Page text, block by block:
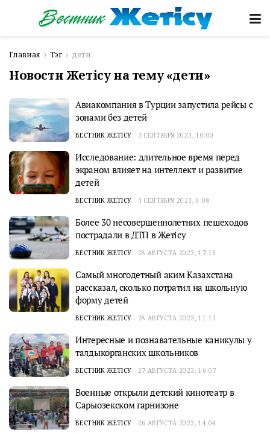
Главная Тэг дети
Новости Жетісу на тему «дети»
Авиакомпания в Турции запустила рейсы с
зонами без детей
ВЕСТНИК ЖЕТІСУ 3 СЕНТЯБРЯ 2023, 10:00
Исследование: длительное время перед
экраном влияет на интеллект и развитие
детей
ВЕСТНИК ЖЕТІСУ 3 СЕНТЯБРЯ 2023, 9:08
Более 30 несовершеннолетних пешеходов
пострадали в ДТП в Жетісу
ВЕСТНИК ЖЕТІСУ 28 АВГУСТА 2023, 17:16
Самый многодетный аким Казахстана
рассказал, сколько потратил на школьную
форму детей
ВЕСТНИК ЖЕТІСУ 28 АВГУСТА 2023, 11:13
Интересные и познавательные каникулы у
талдыкорганских школьников
ВЕСТНИК ЖЕТІСУ 27 АВГУСТА 2023, 16:07
Военные открыли детский кинотеатр в
Сарыозекском гарнизоне
ВЕСТНИК ЖЕТІСУ 26 АВГУСТА 2023, 14:04